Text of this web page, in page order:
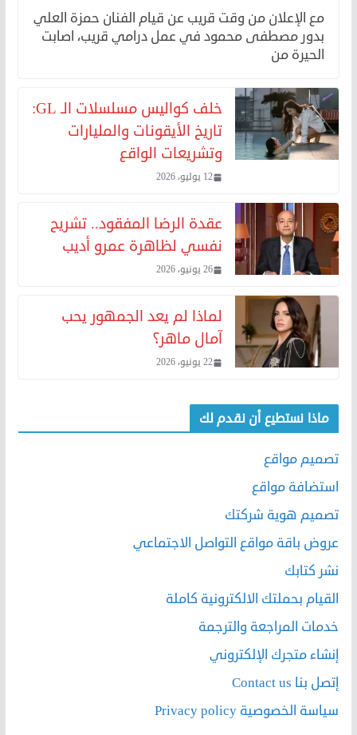
مع الإعلان من وقت قريب عن قيام الفنان حمزة العلي
بدور مصطفى محمود في عمل درامي قريب، اصابت
الحيرة من
خلف كواليس مسلسلات الـ GL:
تاريخ الأيقونات والمليارات
وتشريعات الواقع
12 يوليو، 2026
عقدة الرضا المفقود.. تشريح
نفسي لظاهرة عمرو أديب
26 يونيو، 2026
لماذا لم يعد الجمهور يحب
آمال ماهر؟
22 يونيو، 2026
ماذا نستطيع أن نقدم لك
تصميم مواقع
استضافة مواقع
تصميم هوية شركتك
عروض باقة مواقع التواصل الاجتماعي
نشر كتابك
القيام بحملتك الالكترونية كاملة
خدمات المراجعة والترجمة
إنشاء متجرك الإلكتروني
إتصل بنا Contact us
سياسة الخصوصية Privacy policy